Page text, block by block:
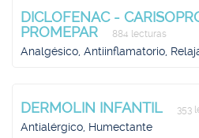
DICLOFENAC -
PROMEPAR
884 lecturas
Analgésico, Antiinflamatorio,
DERMOLIN INFANTIL 353
Antialérgico, Humectante